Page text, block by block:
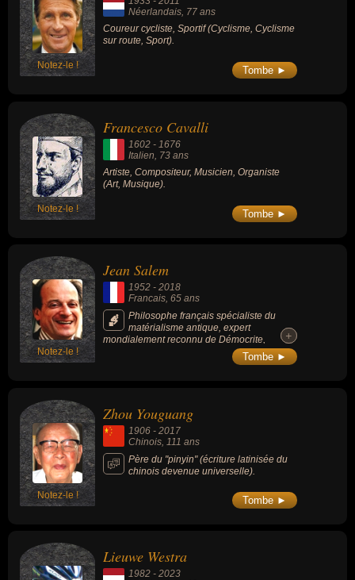
Notez-le !
Néerlandais, 77 ans
Coureur cycliste, Sportif (Cyclisme, Cyclisme
sur route, Sport).
Tombe ►
Notez-le !
Francesco Cavalli
1602 - 1676
Italien , 73 ans
Artiste, Compositeur, Musicien, Organiste
(Art, Musique).
Tombe ►
Notez-le !
Jean Salem
1952 - 2018
Francais, 65 ans
Philosophe français spécialiste du
matérialisme antique, expert
mondialement reconnu de Démocrite,
Epicure ou Lucrèce. Fidèle aux idéaux de
Marx, il dénonçait la perte de repères d'une
+
+
Tombe ►
Notez-le !
Zhou Youguang
1906 - 2017
Chinois , 111 ans
Père du "pinyin" (écriture latinisée du
chinois devenue universelle).
Tombe ►
Lieuwe Westra
1982 - 2023